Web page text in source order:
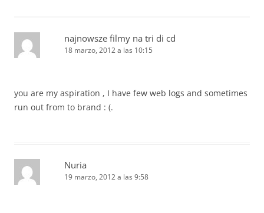
najnowsze filmy na tri di cd
18 marzo, 2012 a las 10:15
you are my aspiration , I have few web logs and sometimes
run out from to brand : (.
Nuria
19 marzo, 2012 a las 9:58